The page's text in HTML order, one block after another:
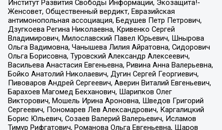
Институт Развития Свободы Информации, Экозащита!-
Женсовет, Общественный вердикт, Евразийская
антимонопольная ассоциация, Бедушев Петр Петрович,
Дзугкоева Регина Николаевна, Кривенко Сергей
Владимирович, Милославский Павел Юрьевич, Шнырова
Ольга Вадимовна, Чанышева Лилия Айратовна, Сидорович
Ольга Борисовна, Туровский Александр Алексеевич,
Васильева Анастасия Евгеньевна, Ривина Анна Валерьевна,
Бойко Анатолий Николаевич, Дугин Сергей Георгиевич,
Пивоваров Андрей Сергеевич, Аверин Виталий Евгеньевич,
Барахоев Магомед Бекханович, Шарипков Олег
Викторович, Мошель Ирина Ароновна, Шведов Григорий
Сергеевич, Пономарев Лев Александрович, Каргалицкий
Борис Юльевич, Созаев Валерий Валерьевич, Исламов
Тимур Рифгатович, Романова Ольга Евгеньевна, Щаров